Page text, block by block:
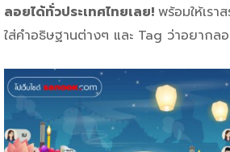
ลอยได้ทั่วประเทศไทยเลย! พร้อมให้เรา
ใส่คำอธิษฐานต่างๆ และ Tag ว่าอยากล